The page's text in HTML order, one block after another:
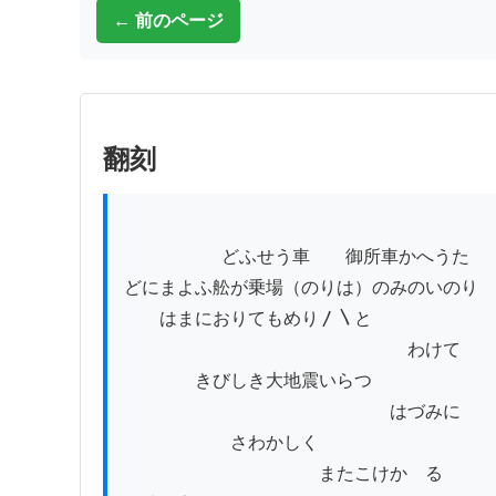
← 前のページ
翻刻
どにまよふ舩が乗場（のりは）のみのいのり
はまにおりてもめり〳〵と
わけて
きびしき大地震いらつ
はづみに
さわかしく
またこけかゝる